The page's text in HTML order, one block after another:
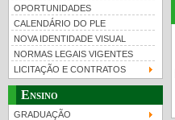
OPORTUNIDADES
CALENDÁRIO DO PLE
NOVA IDENTIDADE VISUAL
NORMAS LEGAIS VIGENTES
LICITAÇÃO E CONTRATOS
Ensino
GRADUAÇÃO